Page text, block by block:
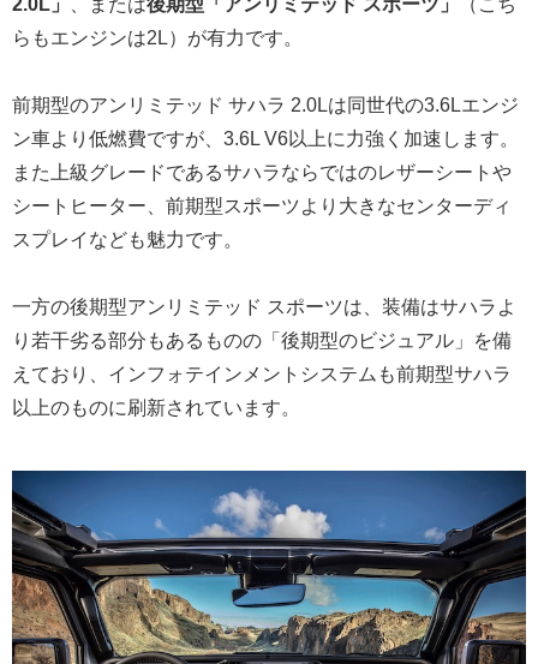
2.0L」
、または後期型「アンリミテッド スポーツ」
（こち
らもエンジンは2L）が有力です。
前期型のアンリミテッド サハラ 2.0Lは同世代の3.6Lエンジ
ン車より低燃費ですが、3.6L V6以上に力強く加速します。
また上級グレードであるサハラならではのレザーシートや
シートヒーター、前期型スポーツより大きなセンターディ
スプレイなども魅力です。
一方の後期型アンリミテッド スポーツは、装備はサハラよ
り若干劣る部分もあるものの「後期型のビジュアル」を備
えており、インフォテインメントシステムも前期型サハラ
以上のものに刷新されています。